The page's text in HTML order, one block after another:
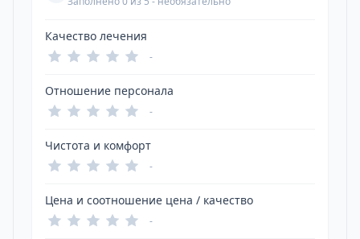
Качество лечения
-
Отношение персонала
-
Чистота и комфорт
-
Цена и соотношение цена / качество
-